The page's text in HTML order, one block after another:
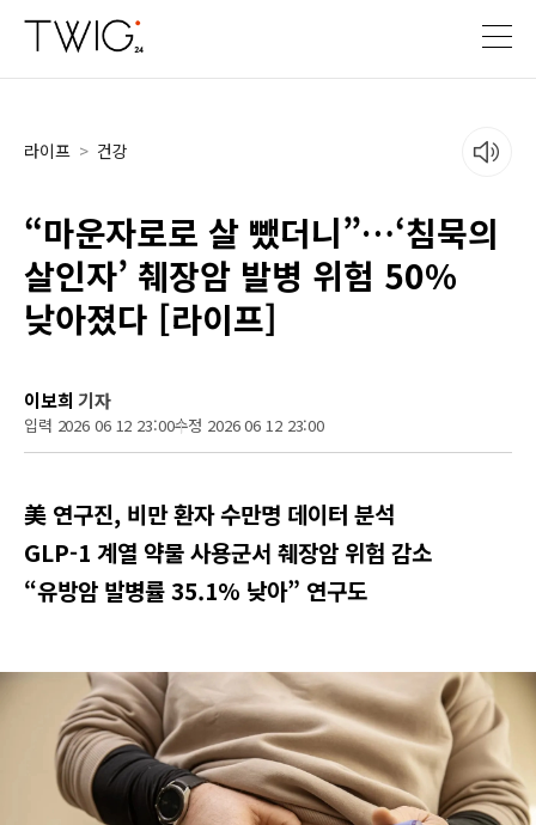
라이프 > 건강
“마운자로로 살 뺐더니”…‘침묵의
살인자’ 췌장암 발병 위험 50%
낮아졌다 [라이프]
이보희 기자
입력 2026 06 12 23:00수정 2026 06 12 23:00
美 연구진, 비만 환자 수만명 데이터 분석
GLP-1 계열 약물 사용군서 췌장암 위험 감소
“유방암 발병률 35.1% 낮아” 연구도